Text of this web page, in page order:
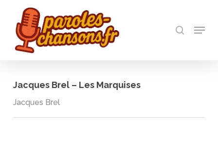
main
content
Menu
Jacques Brel – Les Marquises
Jacques Brel
Close